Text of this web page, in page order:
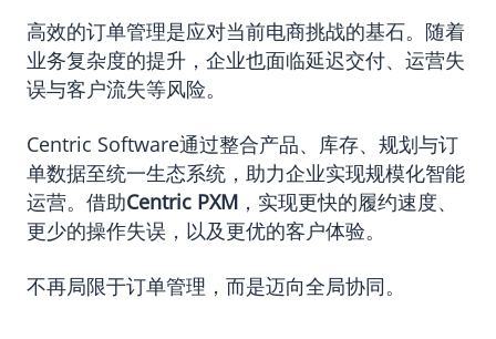
高效的订单管理是应对当前电商挑战的基石。随着
业务复杂度的提升，企业也面临延迟交付、运营失
误与客户流失等风险。
Centric Software通过整合产品、库存、规划与订
单数据至统一生态系统，助力企业实现规模化智能
运营。借助Centric PXM ，实现更快的履约速度、
更少的操作失误，以及更优的客户体验。
不再局限于订单管理，而是迈向全局协同。